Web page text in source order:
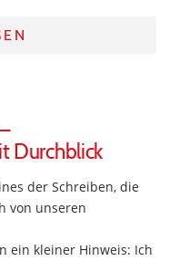
Durchblick
der Schreiben, die
von unseren
ein kleiner Hinweis: Ich